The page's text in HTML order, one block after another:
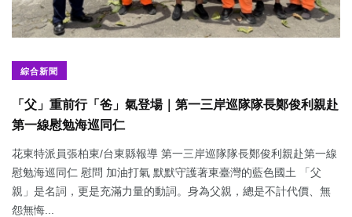
綜合新聞
「父」重前行「爸」氣登場｜第一三岸巡隊隊長鄭俊利親赴
第一線慰勉海巡同仁
花東特派員張柏東/台東縣報導 第一三岸巡隊隊長鄭俊利親赴第一線
慰勉海巡同仁 慰問 加油打氣 默默守護著東臺灣的藍色國土 「父
親」是名詞，更是充滿力量的動詞。身為父親，總是不計代價、無
怨無悔...